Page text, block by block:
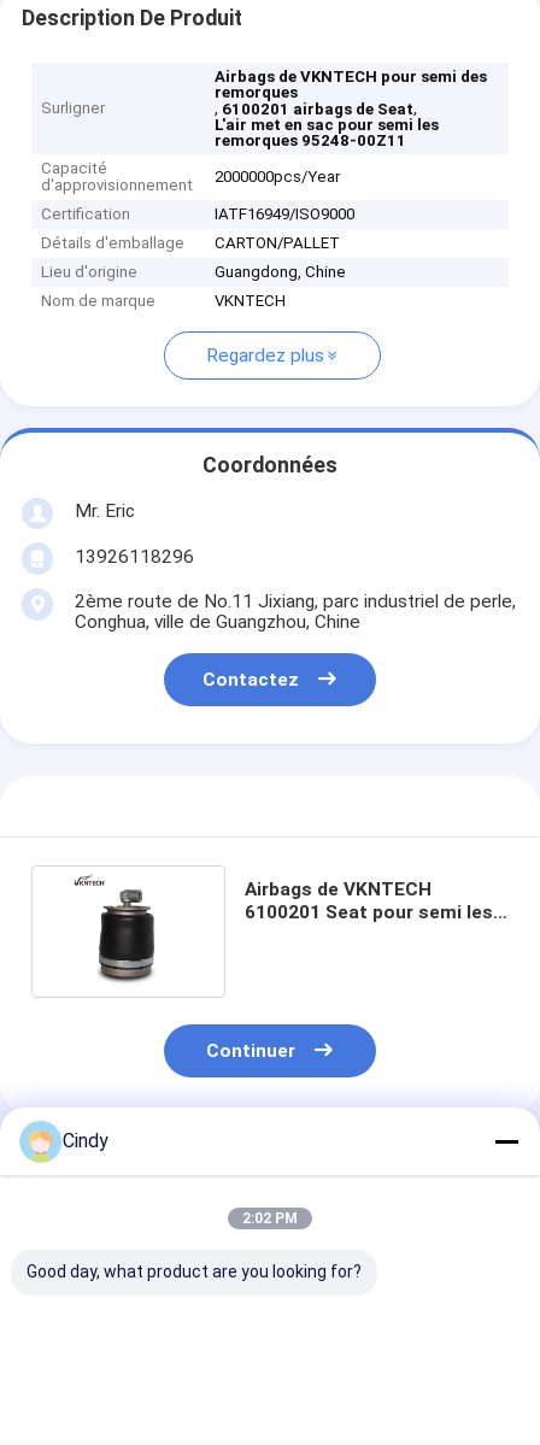
Description De Produit
Surligner
Airbags de VKNTECH pour semi des
remorques
, 6100201 airbags de Seat,
L'air met en sac pour semi les
remorques 95248-00Z11
Capacité
d'approvisionnement
2000000pcs/Year
Certification
IATF16949/ISO9000
Détails d'emballage
CARTON/PALLET
Lieu d'origine
Guangdong, Chine
Nom de marque
VKNTECH
Regardez plus
Coordonnées
Mr. Eric
13926118296
2ème route de No.11 Jixiang, parc industriel de perle,
Conghua, ville de Guangzhou, Chine
Contactez
Airbags de VKNTECH
6100201 Seat pour semi les
Continuer
Produits Recommandés
Cindy
2:02 PM
Good day, what product are you looking for?